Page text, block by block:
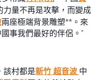
力量不再是攻擊，而變成
兩座極端背景雕塑**。來
事我們最好的伴侶。”
該村都是新竹 超音波 中